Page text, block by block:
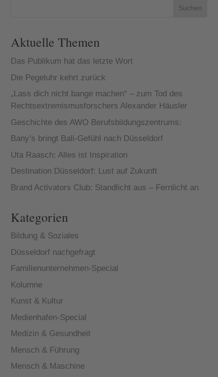
Suchen
Aktuelle Themen
Das Publikum hat das letzte Wort
Die Pegeluhr kehrt zurück
„Lass dich nicht bange machen“ – zum Tod des
Rechtsextremismusforschers Alexander Häusler
Geschichte des AWO Berufsbildungszentrums:
Bany’s bringt Bali-Gefühl nach Düsseldorf
Uta Raasch: Alles ist Inspiration
Destination Düsseldorf: Lust auf Zukunft
Brand Activators Club: Standlicht aus – Fernlicht an
Kategorien
Bildung & Soziales
Düsseldorf nachgefragt
Familienunternehmen-Special
Kolumne
Kunst & Kultur
Medienhafen-Special
Medizin & Gesundheit
Mensch & Führung
Mensch & Maschine